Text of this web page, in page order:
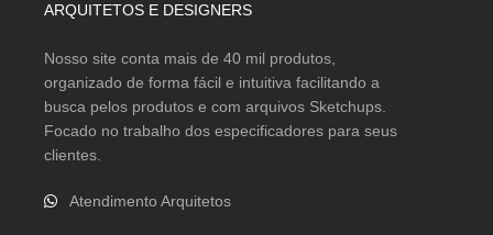
ARQUITETOS E DESIGNERS
Nosso site conta mais de 40 mil produtos,
organizado de forma fácil e intuitiva facilitando a
busca pelos produtos e com arquivos Sketchups.
Focado no trabalho dos especificadores para seus
clientes.
Atendimento Arquitetos